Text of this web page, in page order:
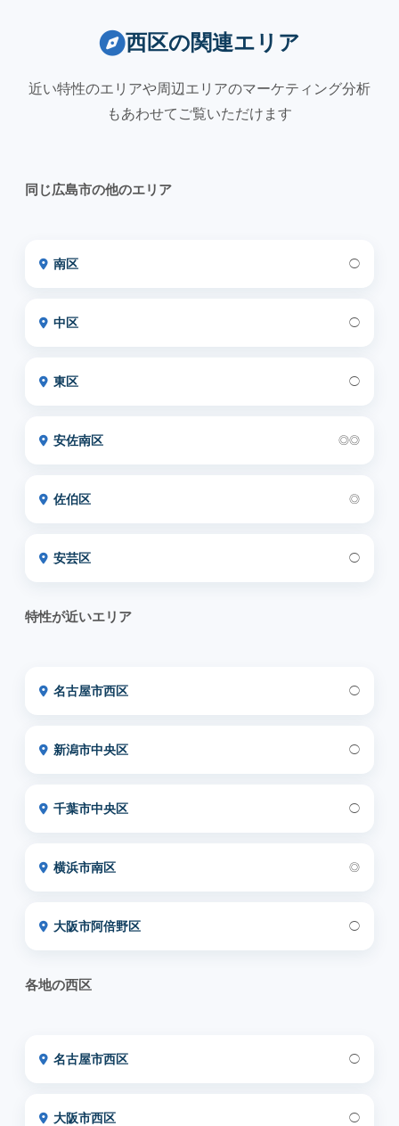
西区の関連エリア
近い特性のエリアや周辺エリアのマーケティング分析
もあわせてご覧いただけます
同じ広島市の他のエリア
南区 ◯
中区 ◯
東区 ◯
安佐南区 ◎◎
佐伯区 ◎
安芸区 ◯
特性が近いエリア
名古屋市西区 ◯
新潟市中央区 ◯
千葉市中央区 ◯
横浜市南区 ◎
大阪市阿倍野区 ◯
各地の西区
名古屋市西区 ◯
大阪市西区 ◯